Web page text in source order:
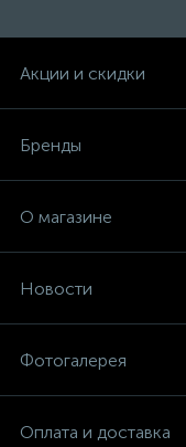
Акции и скидки
Бренды
О магазине
Новости
Фотогалерея
Оплата и доставка